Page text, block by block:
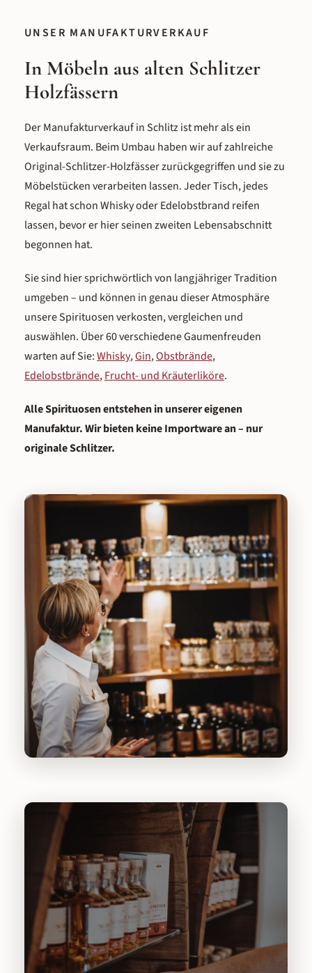
UNSER MANUFAKTURVERKAUF
In Möbeln aus alten Schlitzer
Holzfässern
Der Manufakturverkauf in Schlitz ist mehr als ein
Verkaufsraum. Beim Umbau haben wir auf zahlreiche
Original-Schlitzer-Holzfässer zurückgegriffen und sie zu
Möbelstücken verarbeiten lassen. Jeder Tisch, jedes
Regal hat schon Whisky oder Edelobstbrand reifen
lassen, bevor er hier seinen zweiten Lebensabschnitt
begonnen hat.
Sie sind hier sprichwörtlich von langjähriger Tradition
umgeben – und können in genau dieser Atmosphäre
unsere Spirituosen verkosten, vergleichen und
auswählen. Über 60 verschiedene Gaumenfreuden
warten auf Sie:Whisky,Gin,Obstbrände,
Edelobstbrände,Frucht- und Kräuterliköre.
Alle Spirituosen entstehen in unserer eigenen
Manufaktur. Wir bieten keine Importware an – nur
originale Schlitzer.